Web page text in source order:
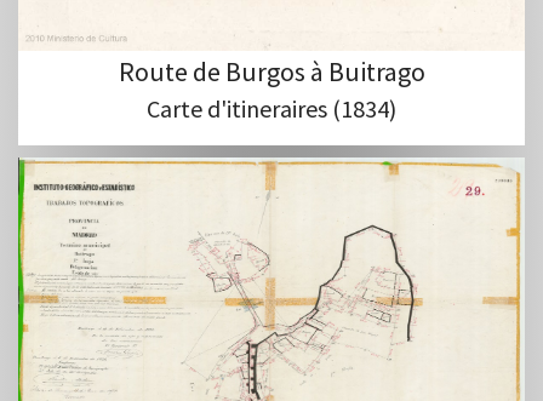
Route de Burgos à Buitrago
Carte d'itineraires (1834)